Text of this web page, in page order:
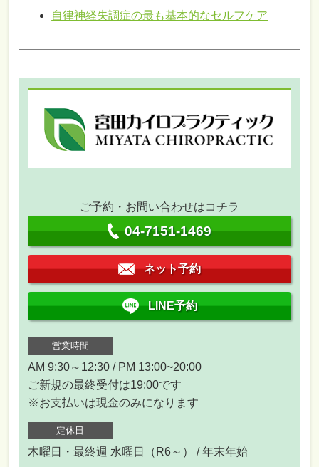
自律神経失調症の最も基本的なセルフケア
ご予約・お問い合わせはコチラ
04-7151-1469
ネット予約
LINE予約
営業時間
AM 9:30～12:30 / PM 13:00~20:00
ご新規の最終受付は19:00です
※お支払いは現金のみになります
定休日
木曜日・最終週 水曜日（R6～） / 年末年始